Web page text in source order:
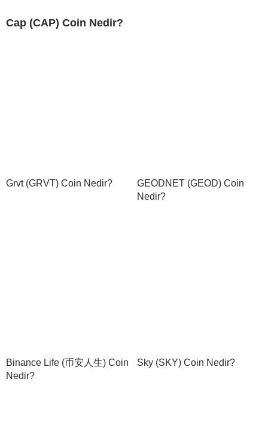
Cap (CAP) Coin Nedir?
Grvt (GRVT) Coin Nedir?
GEODNET (GEOD) Coin
Nedir?
Binance Life (币安人生) Coin
Nedir?
Sky (SKY) Coin Nedir?